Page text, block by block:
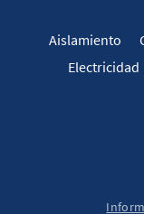
Aislamiento
Electricidad